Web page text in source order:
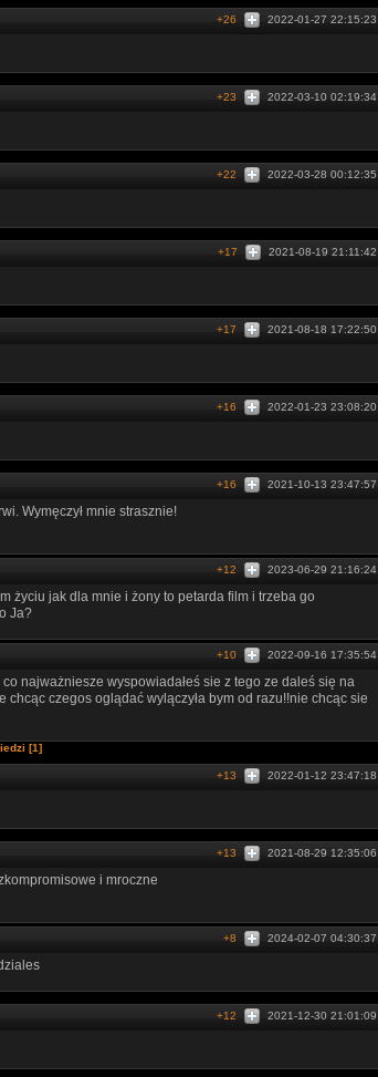
2022-01-27 22:15:23
+26
2022-03-10 02:19:34
+23
2022-03-28 00:12:35
+22
2021-08-19 21:11:42
+17
2021-08-18 17:22:50
+17
2022-01-23 23:08:20
+16
2021-10-13 23:47:57
+16
Wymęczył mnie strasznie!
2023-06-29 21:16:24
+12
życiu jak dla mnie i żony to petarda film i trzeba go
Ja?
2022-09-16 17:35:54
+10
najważniesze wyspowiadałeś sie z tego ze daleś się na
czegos oglądać wylączyła bym od razu!!nie chcąc sie
[1]
2022-01-12 23:47:18
+13
2021-08-29 12:35:06
+13
i mroczne
2024-02-07 04:30:37
+8
2021-12-30 21:01:09
+12